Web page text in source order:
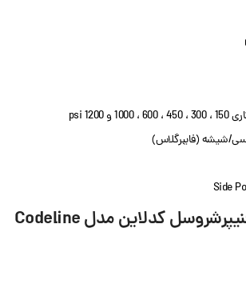
شیشه (فایبرگلاس)
جدول اطلاعات فنیپرشروسل کدلاین مدل Codeline